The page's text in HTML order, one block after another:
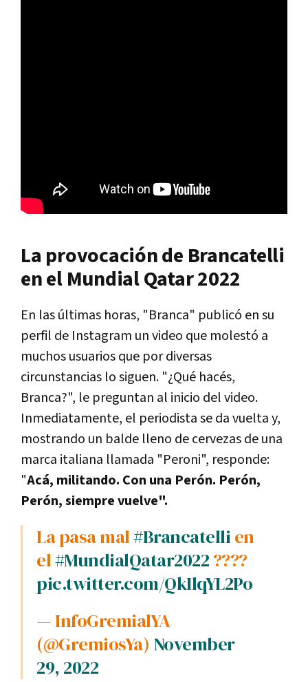
La provocación de Brancatelli
en el Mundial Qatar 2022
En las últimas horas, "Branca" publicó en su
perfil de Instagram un video que molestó a
muchos usuarios que por diversas
circunstancias lo siguen. "¿Qué hacés,
Branca?", le preguntan al inicio del video.
Inmediatamente, el periodista se da vuelta y,
mostrando un balde lleno de cervezas de una
marca italiana llamada "Peroni", responde:
"Acá, militando. Con una Perón. Perón,
Perón, siempre vuelve".
La pasa mal#Brancatellien
el#MundialQatar2022????
pic.twitter.com/QkIlqYL2Po
— InfoGremialYA
(@GremiosYa) November
29, 2022